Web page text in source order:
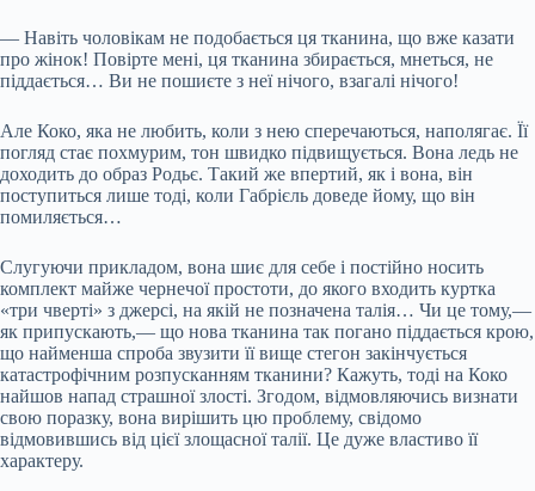
— Навіть чоловікам не подобається ця тканина, що вже казати
про жінок! Повірте мені, ця тканина збирається, мнеться, не
піддається… Ви не пошиєте з неї нічого, взагалі нічого!
Але Коко, яка не любить, коли з нею сперечаються, наполягає. Її
погляд стає похмурим, тон швидко підвищується. Вона ледь не
доходить до образ Родьє. Такий же впертий, як і вона, він
поступиться лише тоді, коли Габрієль доведе йому, що він
помиляється…
Слугуючи прикладом, вона шиє для себе і постійно носить
комплект майже чернечої простоти, до якого входить куртка
«три чверті» з джерсі, на якій не позначена талія… Чи це тому,—
як припускають,— що нова тканина так погано піддається крою,
що найменша спроба звузити її вище стегон закінчується
катастрофічним розпусканням тканини? Кажуть, тоді на Коко
найшов напад страшної злості. Згодом, відмовляючись визнати
свою поразку, вона вирішить цю проблему, свідомо
відмовившись від цієї злощасної талії. Це дуже властиво її
характеру.